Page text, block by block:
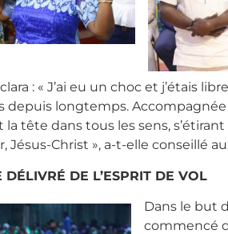
: « J’ai eu un choc et j’étais
depuis longtemps.
la tête dans tous les sens,
Jésus-Christ », a-t-elle conseillé
DE L’ESPRIT DE VOL
Dans le but
commencé